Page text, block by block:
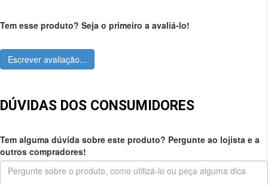
Tem esse produto? Seja o primeiro a avaliá-lo!
Escrever avaliação...
DÚVIDAS DOS CONSUMIDORES
Tem alguma dúvida sobre este produto? Pergunte ao lojista e a
outros compradores!